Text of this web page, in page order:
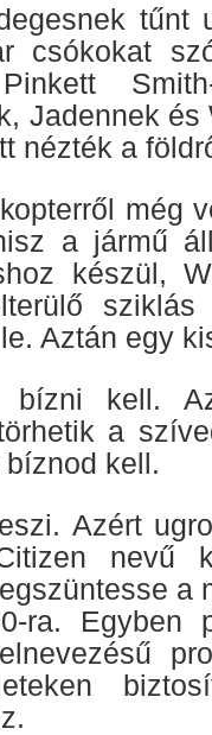
tűnt
csókokat
Jadennek
nézték a
még
a jármű
készül,
Aztán egy
bízni kell.
a
kell.
Azért
nevű
a
ra. Egyben